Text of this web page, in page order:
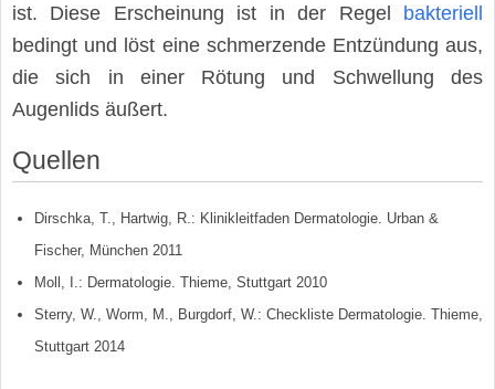
ist. Diese Erscheinung ist in der Regel bakteriell
bedingt und löst eine schmerzende Entzündung aus,
die sich in einer Rötung und Schwellung des
Augenlids äußert.
Quellen
Dirschka, T., Hartwig, R.: Klinikleitfaden Dermatologie. Urban &
Fischer, München 2011
Moll, I.: Dermatologie. Thieme, Stuttgart 2010
Sterry, W., Worm, M., Burgdorf, W.: Checkliste Dermatologie. Thieme,
Stuttgart 2014